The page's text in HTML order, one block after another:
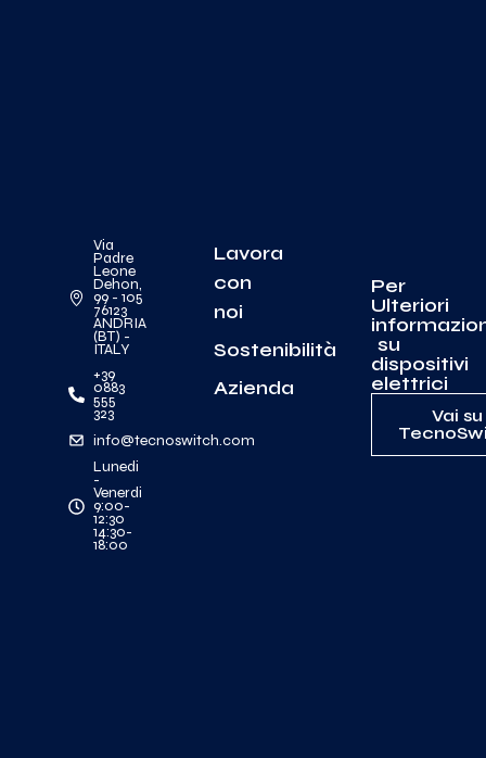
Via
Padre
Leone
Dehon,
99 - 105
76123
ANDRIA
(BT) -
ITALY
+39
0883
555
323
info@tecnoswitch.com
Lunedi
-
Venerdi
9:00-
12:30
14:30-
18:00
Lavora
con
noi
Sostenibilità
Azienda
Per
Ulteriori
su
dispositivi
elettrici
Vai su